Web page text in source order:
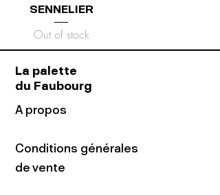
SENNELIER
Out of stock
La palette
du Faubourg
A propos
Conditions générales
de vente